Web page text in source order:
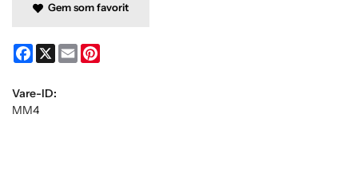
Gem som favorit
Facebook
X Email
Vare-ID:
MM4